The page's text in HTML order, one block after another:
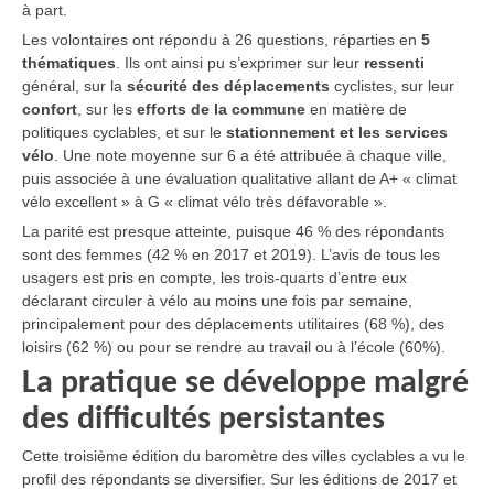
à part.
Les volontaires ont répondu à 26 questions, réparties en 5
thématiques . Ils ont ainsi pu s’exprimer sur leur ressenti
général, sur la sécurité des déplacements cyclistes, sur leur
confort , sur les efforts de la commune en matière de
politiques cyclables, et sur le stationnement et les services
vélo . Une note moyenne sur 6 a été attribuée à chaque ville,
puis associée à une évaluation qualitative allant de A+ « climat
vélo excellent » à G « climat vélo très défavorable ».
La parité est presque atteinte, puisque 46 % des répondants
sont des femmes (42 % en 2017 et 2019). L’avis de tous les
usagers est pris en compte, les trois-quarts d’entre eux
déclarant circuler à vélo au moins une fois par semaine,
principalement pour des déplacements utilitaires (68 %), des
loisirs (62 %) ou pour se rendre au travail ou à l’école (60%).
La pratique se développe malgré
des difficultés persistantes
Cette troisième édition du baromètre des villes cyclables a vu le
profil des répondants se diversifier. Sur les éditions de 2017 et